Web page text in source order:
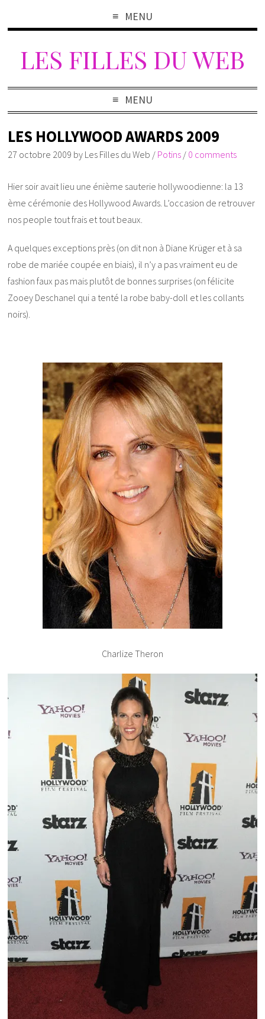
MENU
LES FILLES DU WEB
MENU
LES HOLLYWOOD AWARDS 2009
27 octobre 2009 by Les Filles du Web / Potins / 0 comments
Hier soir avait lieu une énième sauterie hollywoodienne: la 13
ème cérémonie des Hollywood Awards. L’occasion de retrouver
nos people tout frais et tout beaux.
A quelques exceptions près (on dit non à Diane Krüger et à sa
robe de mariée coupée en biais), il n’y a pas vraiment eu de
fashion faux pas mais plutôt de bonnes surprises (on félicite
Zooey Deschanel qui a tenté la robe baby-doll et les collants
noirs).
Charlize Theron